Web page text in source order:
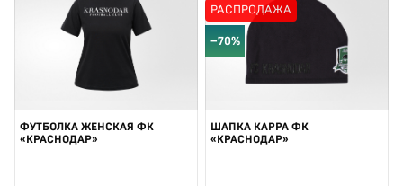
ФУТБОЛКА ЖЕНСКАЯ ФК
«КРАСНОДАР»
РАСПРОДАЖА
−70%
ШАПКА KAPPA ФК
«КРАСНОДАР»